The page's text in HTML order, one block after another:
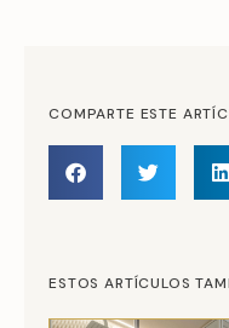
COMPARTE ESTE
ESTOS ARTÍCULOS